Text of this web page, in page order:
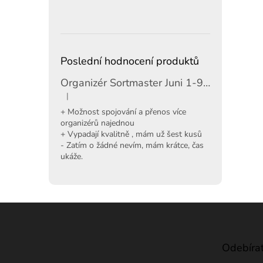
Poslední hodnocení produktů
Organizér Sortmaster Juni 1-97-483
Hodnocení produktu je 5 z 5 hvězdiček.
|
+ Možnost spojování a přenos více
organizérů najednou
+ Vypadají kvalitně , mám už šest kusů
- Zatím o žádné nevím, mám krátce, čas
ukáže.
Z